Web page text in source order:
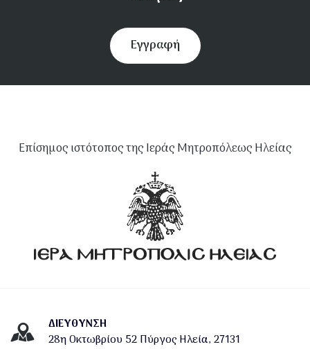
Εγγραφή
Επίσημος ιστότοπος της Ιεράς Μητροπόλεως Ηλείας
ΔΙΕΎΘΥΝΣΗ
28η Οκτωβρίου 52 Πύργος Ηλεία, 27131